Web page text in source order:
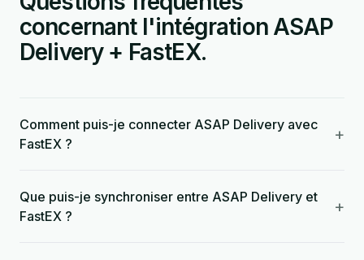
concernant l'intégration ASAP
Delivery + FastEX.
Comment puis-je connecter ASAP Delivery avec
FastEX ?
+
Que puis-je synchroniser entre ASAP Delivery et
FastEX ?
+